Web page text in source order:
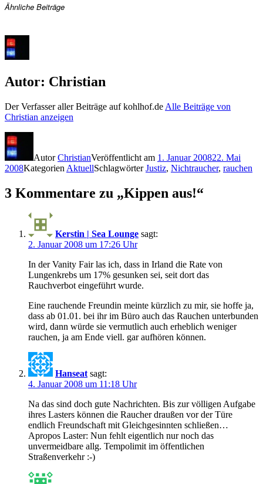
Ähnliche Beiträge
Autor: Christian
Der Verfasser aller Beiträge auf kohlhof.de Alle Beiträge von
Christian anzeigen
AutorChristianVeröffentlicht am 1. Januar 200822. Mai
2008Kategorien AktuellSchlagwörterJustiz, Nichtraucher, rauchen
3 Kommentare zu „Kippen aus!“
Kerstin | Sea Lounge sagt:
2. Januar 2008 um 17:26 Uhr
In der Vanity Fair las ich, dass in Irland die Rate von
Lungenkrebs um 17% gesunken sei, seit dort das
Rauchverbot eingeführt wurde.
Eine rauchende Freundin meinte kürzlich zu mir, sie hoffe ja,
dass ab 01.01. bei ihr im Büro auch das Rauchen unterbunden
wird, dann würde sie vermutlich auch erheblich weniger
rauchen, ja am Ende viell. gar aufhören können.
Hanseat sagt:
4. Januar 2008 um 11:18 Uhr
Na das sind doch gute Nachrichten. Bis zur völligen Aufgabe
ihres Lasters können die Raucher draußen vor der Türe
endlich Freundschaft mit Gleichgesinnten schließen…
Apropos Laster: Nun fehlt eigentlich nur noch das
unvermeidbare allg. Tempolimit im öffentlichen
Straßenverkehr :-)